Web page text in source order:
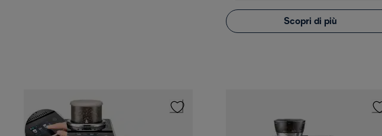
Scopri di più